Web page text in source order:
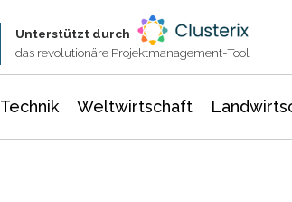
Unterstützt durch
das revolutionäre Projektmanagement-Tool
Technik Weltwirtschaft